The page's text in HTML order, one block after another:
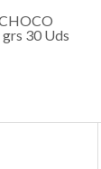
30 Uds